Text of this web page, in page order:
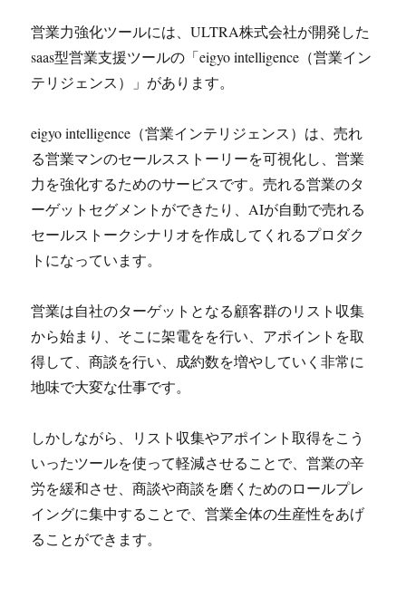
営業力強化ツールには、ULTRA株式会社が開発した
saas型営業支援ツールの「eigyo intelligence（営業イン
テリジェンス）」があります。
eigyo intelligence（営業インテリジェンス）は、売れ
る営業マンのセールスストーリーを可視化し、営業
力を強化するためのサービスです。売れる営業のタ
ーゲットセグメントができたり、AIが自動で売れる
セールストークシナリオを作成してくれるプロダク
トになっています。
営業は自社のターゲットとなる顧客群のリスト収集
から始まり、そこに架電をを行い、アポイントを取
得して、商談を行い、成約数を増やしていく非常に
地味で大変な仕事です。
しかしながら、リスト収集やアポイント取得をこう
いったツールを使って軽減させることで、営業の辛
労を緩和させ、商談や商談を磨くためのロールプレ
イングに集中することで、営業全体の生産性をあげ
ることができます。